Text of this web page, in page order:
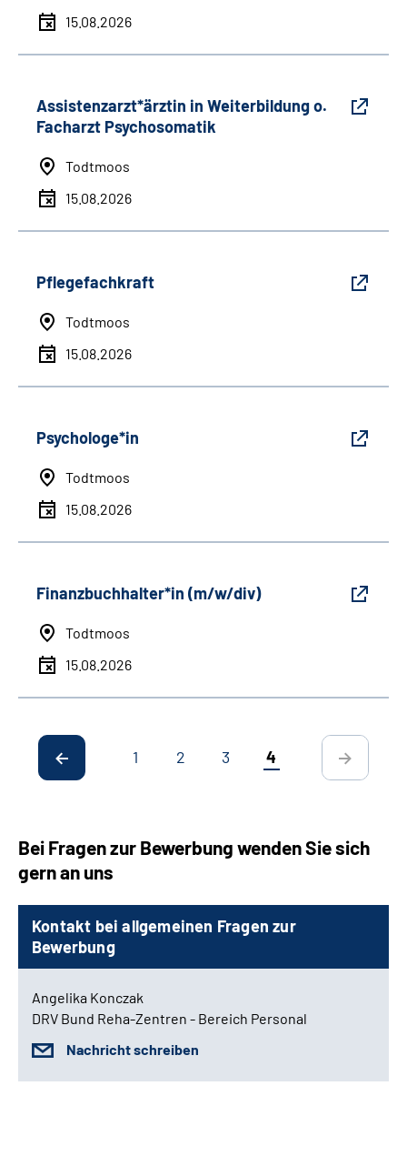
15.08.2026
Assistenzarzt*ärztin in Weiterbildung o.
Facharzt Psychosomatik
Todtmoos
15.08.2026
Pflegefachkraft
Todtmoos
15.08.2026
Psychologe*in
Todtmoos
15.08.2026
Finanzbuchhalter*in (m/w/div)
Todtmoos
15.08.2026
1 2 3 4
Bei Fragen zur Bewerbung wenden Sie sich
gern an uns
Kontakt bei allgemeinen Fragen zur
Bewerbung
Angelika Konczak
DRV Bund Reha-Zentren - Bereich Personal
Nachricht schreiben